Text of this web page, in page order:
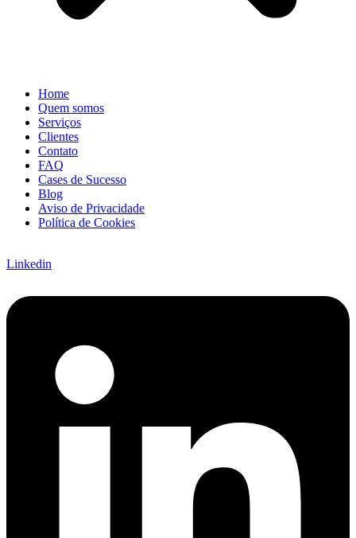
Home
Quem somos
Serviços
Clientes
Contato
FAQ
Cases de Sucesso
Blog
Aviso de Privacidade
Política de Cookies
Linkedin